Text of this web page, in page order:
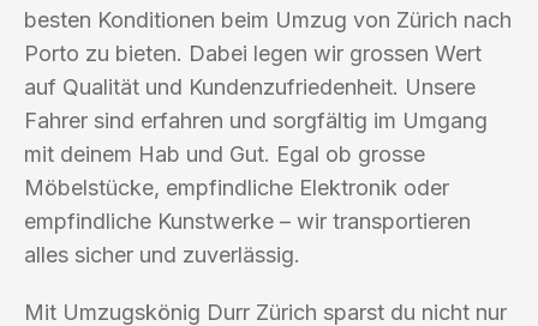
besten Konditionen beim Umzug von Zürich nach
Porto zu bieten. Dabei legen wir grossen Wert
auf Qualität und Kundenzufriedenheit. Unsere
Fahrer sind erfahren und sorgfältig im Umgang
mit deinem Hab und Gut. Egal ob grosse
Möbelstücke, empfindliche Elektronik oder
empfindliche Kunstwerke – wir transportieren
alles sicher und zuverlässig.
Mit Umzugskönig Durr Zürich sparst du nicht nur